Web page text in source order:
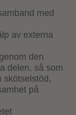
med
av externa
den
delen, så som
skötselstöd,
på